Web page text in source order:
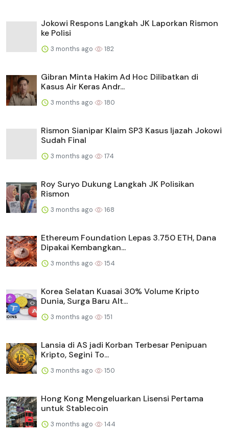
Jokowi Respons Langkah JK Laporkan Rismon
ke Polisi
3 months ago 182
Gibran Minta Hakim Ad Hoc Dilibatkan di
Kasus Air Keras Andr...
3 months ago 180
Rismon Sianipar Klaim SP3 Kasus Ijazah Jokowi
Sudah Final
3 months ago 174
Roy Suryo Dukung Langkah JK Polisikan
Rismon
3 months ago 168
Ethereum Foundation Lepas 3.750 ETH, Dana
Dipakai Kembangkan...
3 months ago 154
Korea Selatan Kuasai 30% Volume Kripto
Dunia, Surga Baru Alt...
3 months ago 151
Lansia di AS jadi Korban Terbesar Penipuan
Kripto, Segini To...
3 months ago 150
Hong Kong Mengeluarkan Lisensi Pertama
untuk Stablecoin
3 months ago 144